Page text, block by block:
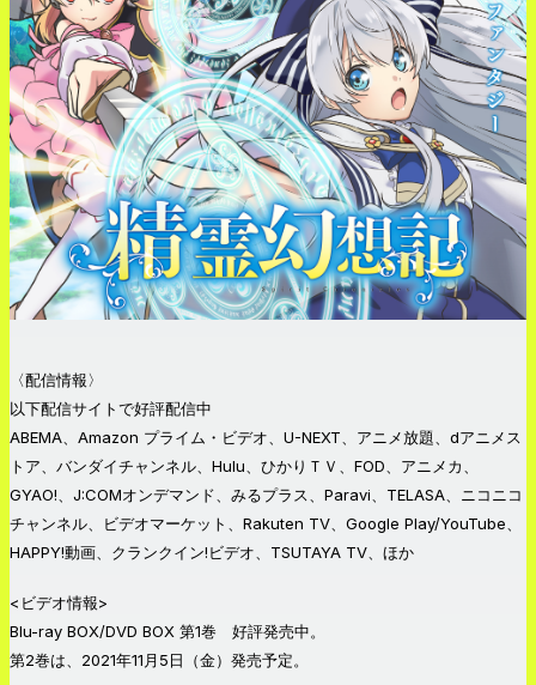
〈配信情報〉
以下配信サイトで好評配信中
ABEMA、Amazon プライム・ビデオ、U-NEXT、アニメ放題、dアニメス
トア、バンダイチャンネル、Hulu、ひかりＴＶ、FOD、アニメカ、
GYAO!、J:COMオンデマンド、みるプラス、Paravi、TELASA、ニコニコ
チャンネル、ビデオマーケット、Rakuten TV、Google Play/YouTube、
HAPPY!動画、クランクイン!ビデオ、TSUTAYA TV、ほか
<ビデオ情報>
Blu-ray BOX/DVD BOX 第1巻 好評発売中。
第2巻は、2021年11月5日（金）発売予定。